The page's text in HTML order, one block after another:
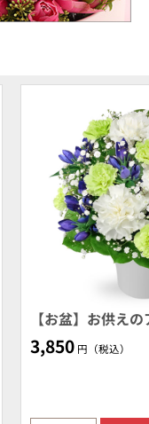
【お盆】お供え
3,850 円（税込）